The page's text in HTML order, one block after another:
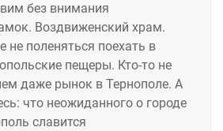
без внимания
Воздвиженский храм.
не поленяться поехать в
пещеры. Кто-то не
даже рынок в Тернополе. А
что неожиданного о городе
славится